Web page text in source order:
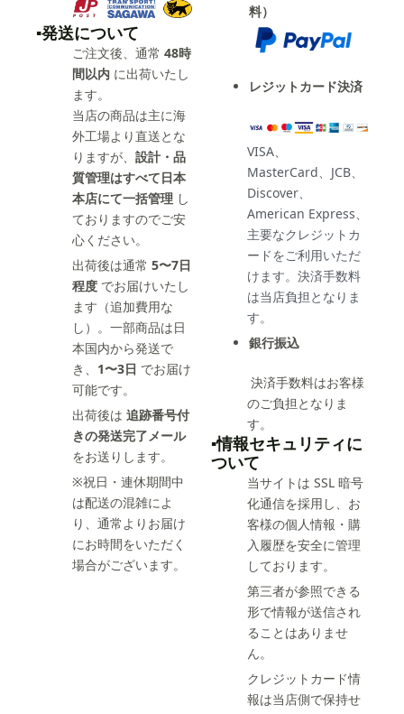
▪️発送について
ご注文後、通常 48時
間以内 に出荷いたし
ます。
当店の商品は主に海
外工場より直送とな
りますが、 設計・品
質管理はすべて日本
本店にて一括管理 し
ておりますのでご安
心ください。
出荷後は通常 5〜7日
程度 でお届けいたし
ます（追加費用な
し）。一部商品は日
本国内から発送で
き、 1〜3日 でお届け
可能です。
出荷後は 追跡番号付
きの発送完了メール
をお送りします。
※祝日・連休期間中
は配送の混雑によ
り、通常よりお届け
にお時間をいただく
場合がございます。
料）
レジットカード決済
VISA、
MasterCard、JCB、
Discover、
American Express、
主要なクレジットカ
ードをご利用いただ
けます。決済手数料
は当店負担となりま
す。
銀行振込
決済手数料はお客様
のご負担となりま
す。
▪️情報セキュリティに
ついて
当サイトは SSL 暗号
化通信を採用し、お
客様の個人情報・購
入履歴を安全に管理
しております。
第三者が参照できる
形で情報が送信され
ることはありませ
ん。
クレジットカード情
報は当店側で保持せ